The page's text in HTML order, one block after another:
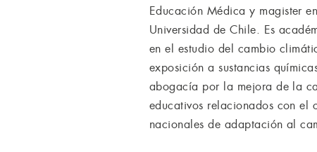
Educación Médica y magister
Universidad de Chile. Es
en el estudio del cambio
exposición a sustancias
abogacía por la mejora de la
educativos relacionados con
nacionales de adaptación al